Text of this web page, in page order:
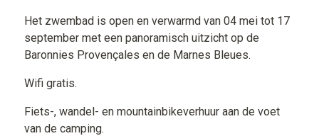
Het zwembad is open en verwarmd van 04 mei tot 17
september met een panoramisch uitzicht op de
Baronnies Provençales en de Marnes Bleues.
Wifi gratis.
Fiets-, wandel- en mountainbikeverhuur aan de voet
van de camping.